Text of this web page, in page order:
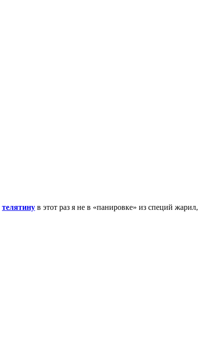
телятину в этот раз я не в «панировке» из специй жарил,